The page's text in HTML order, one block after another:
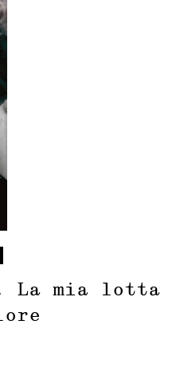
La mia lotta